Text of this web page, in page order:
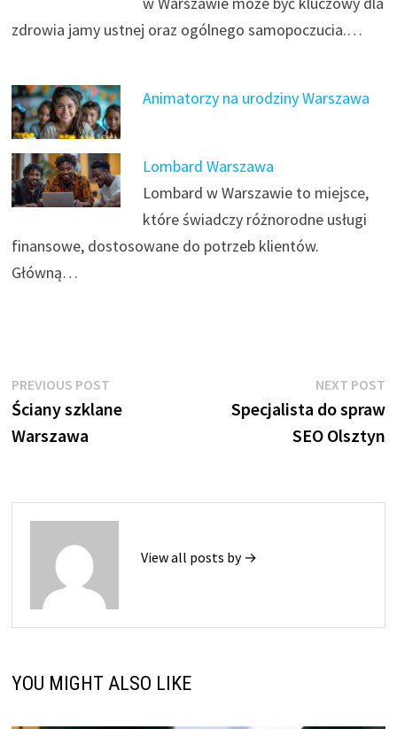
zdrowia jamy ustnej oraz ogólnego samopoczucia.…
Animatorzy na urodziny Warszawa
Lombard Warszawa
Lombard w Warszawie to miejsce,
które świadczy różnorodne usługi
finansowe, dostosowane do potrzeb klientów.
Główną…
Nawigacja
wpisu
PREVIOUS POSTPrevious
post:
Ściany szklane
Warszawa
NEXT POST
Specjalista do spraw
SEO Olsztyn
View all posts by →
YOU MIGHT ALSO LIKE